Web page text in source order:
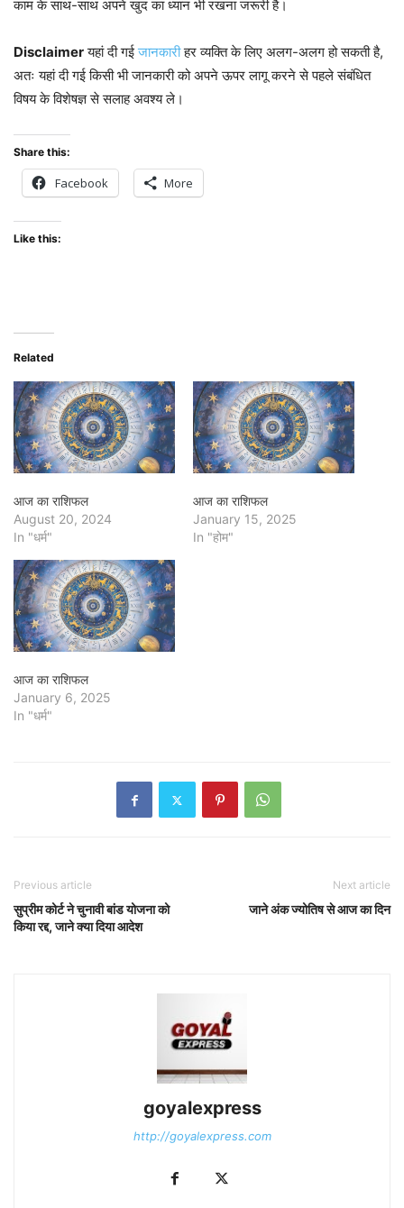
काम के साथ-साथ अपने खुद का ध्यान भी रखना जरूरी है।
Disclaimerयहां दी गईजानकारीहर व्यक्ति के लिए अलग-अलग हो सकती है,
अतः यहां दी गई किसी भी जानकारी को अपने ऊपर लागू करने से पहले संबंधित
विषय के विशेषज्ञ से सलाह अवश्य ले।
Share this:
Facebook More
Like this:
Related
आज का राशिफल
August 20, 2024
In "धर्म"
आज का राशिफल
January 15, 2025
In "होम"
आज का राशिफल
January 6, 2025
In "धर्म"
Previous article
सुप्रीम कोर्ट ने चुनावी बांड योजना को
किया रद्द, जाने क्या दिया आदेश
Next article
जाने अंक ज्योतिष से आज का दिन
goyalexpress
http://goyalexpress.com